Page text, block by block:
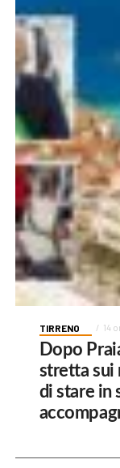
TIRRENO 14
Dopo
stretta sui
di stare in